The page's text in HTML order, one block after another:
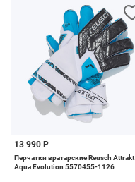
13 990 Р
Перчатки вратарские Reusch Attrakt
Aqua Evolution 5570455-1126